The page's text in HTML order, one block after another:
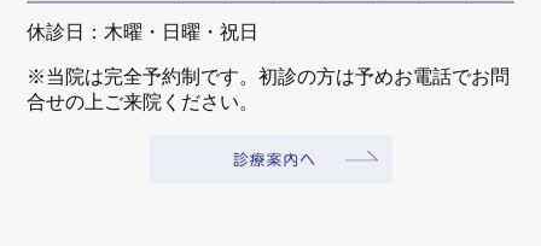
休診日：木曜・日曜・祝日
※当院は完全予約制です。初診の方は予めお電話でお問
合せの上ご来院ください。